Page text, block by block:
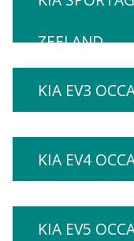
ZEELAND
KIA EV3
KIA EV4
KIA EV5